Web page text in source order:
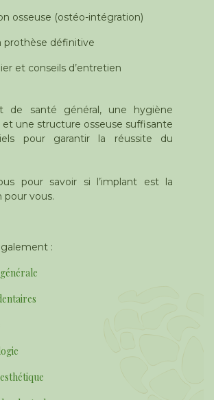
osseuse (ostéo-intégration)
prothèse définitive
et conseils d’entretien
de santé général, une hygiène
et une structure osseuse suffisante
pour garantir la réussite du
pour savoir si l’implant est la
pour vous.
: